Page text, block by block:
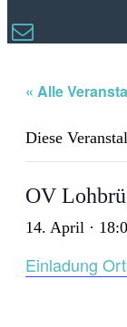
« Alle
Diese
OV
14. April ·
Einladung